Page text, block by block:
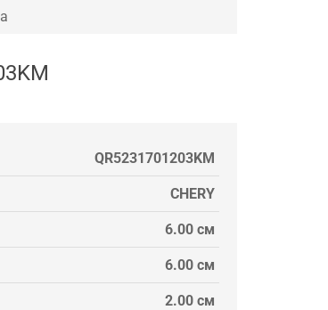
QR5231701203KM
CHERY
6.00 см
6.00 см
2.00 см